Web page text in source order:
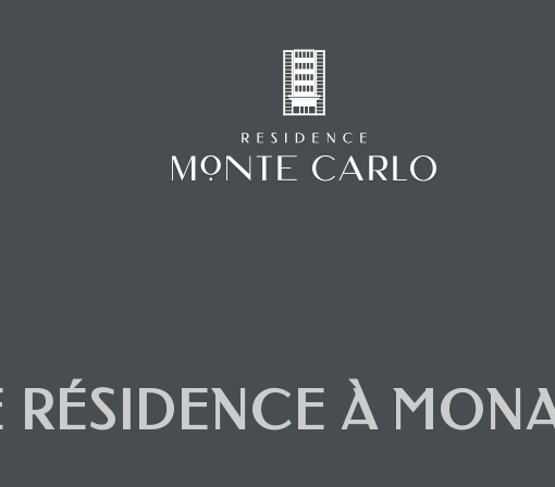
RÉSIDENCE À